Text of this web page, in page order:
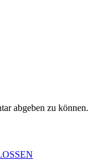
abgeben zu können.